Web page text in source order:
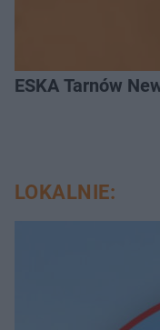
ESKA Tarnów
LOKALNIE: